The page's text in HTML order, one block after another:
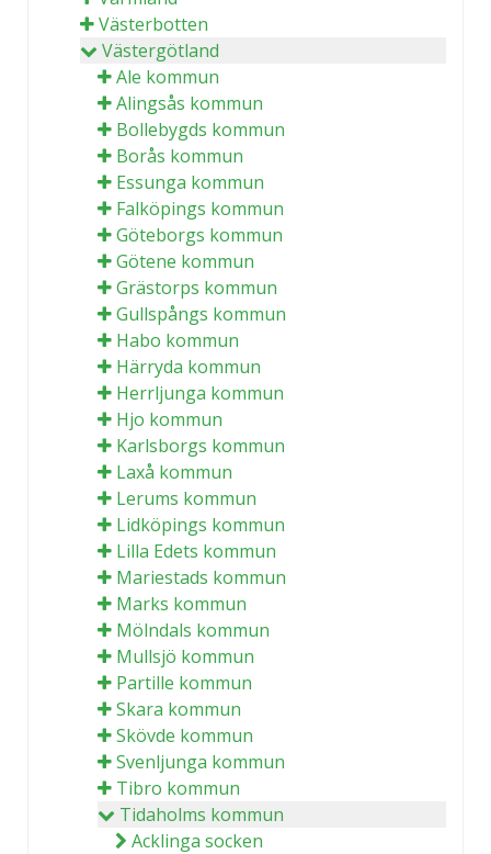
Västerbotten
Västergötland
Ale kommun
Alingsås kommun
Bollebygds kommun
Borås kommun
Essunga kommun
Falköpings kommun
Göteborgs kommun
Götene kommun
Grästorps kommun
Gullspångs kommun
Habo kommun
Härryda kommun
Herrljunga kommun
Hjo kommun
Karlsborgs kommun
Laxå kommun
Lerums kommun
Lidköpings kommun
Lilla Edets kommun
Mariestads kommun
Marks kommun
Mölndals kommun
Mullsjö kommun
Partille kommun
Skara kommun
Skövde kommun
Svenljunga kommun
Tibro kommun
Tidaholms kommun
Acklinga socken